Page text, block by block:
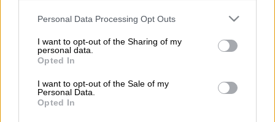
Please note that this website/app uses one or more Google
not limited to your visit or usage behaviour. You may click to
grant or deny consent to Google and its third-party tags to
use your data for below specified purposes in below Google
consent section.
Personal Data Processing Opt Outs
I want to opt-out of the Sharing of my
personal data.
Opted In
I want to opt-out of the Sale of my
Personal Data.
Opted In
Μορφωτικού Επιπέδου, φέτος, ανέβηκε στο
10%. Τον περσινό Απρίλιο ποσοστό ήταν
Τον μήνα Απρίλιο, στο κεντρικό δελτίο